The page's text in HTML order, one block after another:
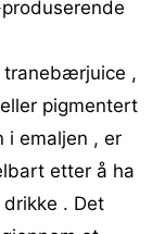
tranebærjuice ,
pigmentert
i emaljen , er
etter å ha
. Det